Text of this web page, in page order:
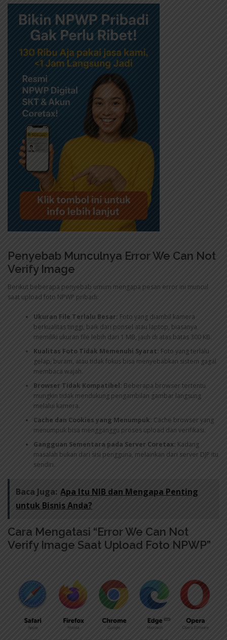
Penyebab Munculnya Error We Can Not
Verify Image
Berikut beberapa penyebab umum mengapa pesan error ini muncul
saat upload foto NPWP pribadi:
Ukuran File Terlalu Besar: Foto yang diambil kamera
berkualitas tinggi, baik dari ponsel atau laptop, biasanya
memiliki ukuran file lebih dari 1 MB, jauh di atas batas 300 KB.
Kualitas Foto Tidak Memenuhi Syarat: Foto yang terlalu
gelap, buram, atau tidak fokus bisa menyebabkan sistem gagal
membaca wajah.
Browser Tidak Kompatibel: Beberapa browser tertentu
mungkin tidak mendukung pengambilan gambar langsung
melalui kamera.
Cache dan Cookies yang Menumpuk: Cache browser yang
menumpuk bisa mengganggu proses upload dan verifikasi.
Gangguan Sementara pada Server Coretax: Kadang
masalah bukan dari sisi pengguna, melainkan dari server DJP itu
sendiri.
Baca Juga: Apa Itu NIB dan Mengapa Penting
untuk Bisnis Anda?
Cara Mengatasi “Error We Can Not
Verify Image Saat Upload Foto NPWP”